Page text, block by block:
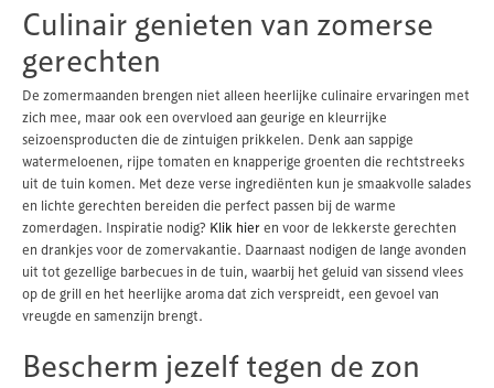
Culinair genieten van zomerse
gerechten
De zomermaanden brengen niet alleen heerlijke culinaire ervaringen met
zich mee, maar ook een overvloed aan geurige en kleurrijke
seizoensproducten die de zintuigen prikkelen. Denk aan sappige
watermeloenen, rijpe tomaten en knapperige groenten die rechtstreeks
uit de tuin komen. Met deze verse ingrediënten kun je smaakvolle salades
en lichte gerechten bereiden die perfect passen bij de warme
zomerdagen. Inspiratie nodig? Klik hieren voor de lekkerste gerechten
en drankjes voor de zomervakantie. Daarnaast nodigen de lange avonden
uit tot gezellige barbecues in de tuin, waarbij het geluid van sissend vlees
op de grill en het heerlijke aroma dat zich verspreidt, een gevoel van
vreugde en samenzijn brengt.
Bescherm jezelf tegen de zon